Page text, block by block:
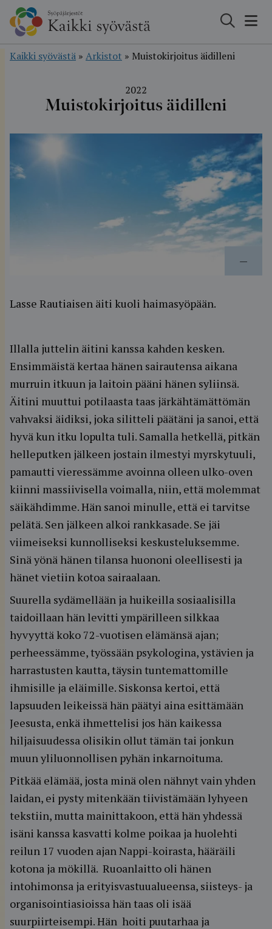
Hyppää
sisältöön
Kaikki syövästä » Arkistot » Muistokirjoitus äidilleni
2022
Muistokirjoitus äidilleni
—
Lasse Rautiaisen äiti kuoli haimasyöpään.
Illalla juttelin äitini kanssa kahden kesken.
Ensimmäistä kertaa hänen sairautensa aikana
murruin itkuun ja laitoin pääni hänen syliinsä.
Äitini muuttui potilaasta taas järkähtämättömän
vahvaksi äidiksi, joka silitteli päätäni ja sanoi, että
hyvä kun itku lopulta tuli. Samalla hetkellä, pitkän
helleputken jälkeen jostain ilmestyi myrskytuuli,
pamautti vieressämme avoinna olleen ulko-oven
kiinni massiivisella voimalla, niin, että molemmat
säikähdimme. Hän sanoi minulle, että ei tarvitse
pelätä. Sen jälkeen alkoi rankkasade. Se jäi
viimeiseksi kunnolliseksi keskusteluksemme.
Sinä yönä hänen tilansa huononi oleellisesti ja
hänet vietiin kotoa sairaalaan.
Suurella sydämellään ja huikeilla sosiaalisilla
taidoillaan hän levitti ympärilleen silkkaa
hyvyyttä koko 72-vuotisen elämänsä ajan;
perheessämme, työssään psykologina, ystävien ja
harrastusten kautta, täysin tuntemattomille
ihmisille ja eläimille. Siskonsa kertoi, että
lapsuuden leikeissä hän päätyi aina esittämään
Jeesusta, enkä ihmettelisi jos hän kaikessa
hiljaisuudessa olisikin ollut tämän tai jonkun
muun yliluonnollisen pyhän inkarnoituma.
Pitkää elämää, josta minä olen nähnyt vain yhden
laidan, ei pysty mitenkään tiivistämään lyhyeen
tekstiin, mutta mainittakoon, että hän yhdessä
isäni kanssa kasvatti kolme poikaa ja huolehti
reilun 17 vuoden ajan Nappi-koirasta, hääräili
kotona ja mökillä. Ruoanlaitto oli hänen
intohimonsa ja erityisvastuualueensa, siisteys- ja
organisointiasioissa hän taas oli isää
suurpiirteisempi. Hän hoiti puutarhaa ja